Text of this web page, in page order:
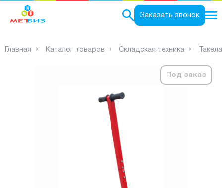
Заказать звонок
Главная Каталог товаров Складская техника
Под заказ